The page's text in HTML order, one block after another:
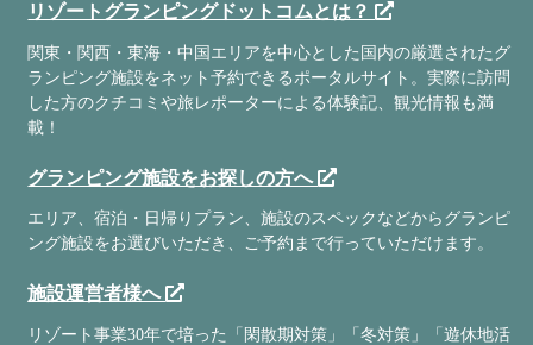
リゾートグランピングドットコムとは？
関東・関西・東海・中国エリアを中心とした国内の厳選されたグ
ランピング施設をネット予約できるポータルサイト。実際に訪問
した方のクチコミや旅レポーターによる体験記、観光情報も満
載！
グランピング施設をお探しの方へ
エリア、宿泊・日帰りプラン、施設のスペックなどからグランピ
ング施設をお選びいただき、ご予約まで行っていただけます。
施設運営者様へ
リゾート事業30年で培った「閑散期対策」「冬対策」「遊休地活